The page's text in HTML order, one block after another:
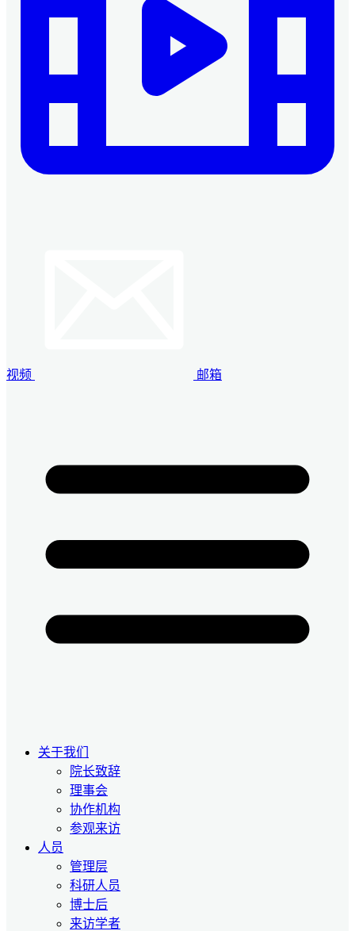
视频 邮箱
关于我们
院长致辞
理事会
协作机构
参观来访
人员
管理层
科研人员
博士后
来访学者